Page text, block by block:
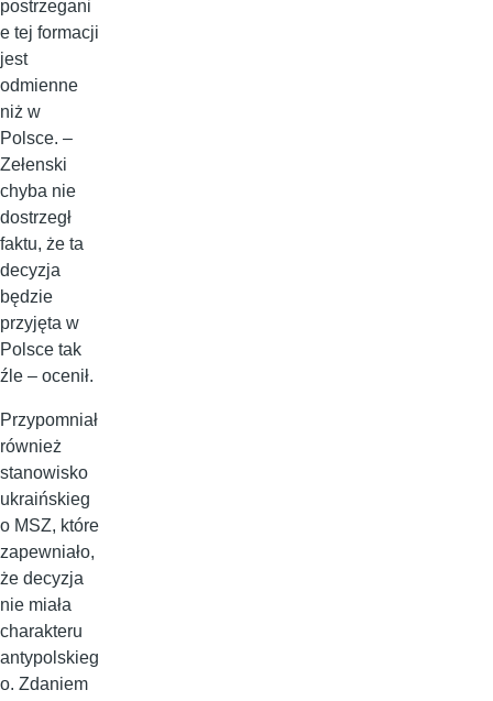
postrzegani
e tej formacji
jest
odmienne
niż w
Polsce. –
Zełenski
chyba nie
dostrzegł
faktu, że ta
decyzja
będzie
przyjęta w
Polsce tak
źle – ocenił.
Przypomniał
również
stanowisko
ukraińskieg
o MSZ, które
zapewniało,
że decyzja
nie miała
charakteru
antypolskieg
o. Zdaniem